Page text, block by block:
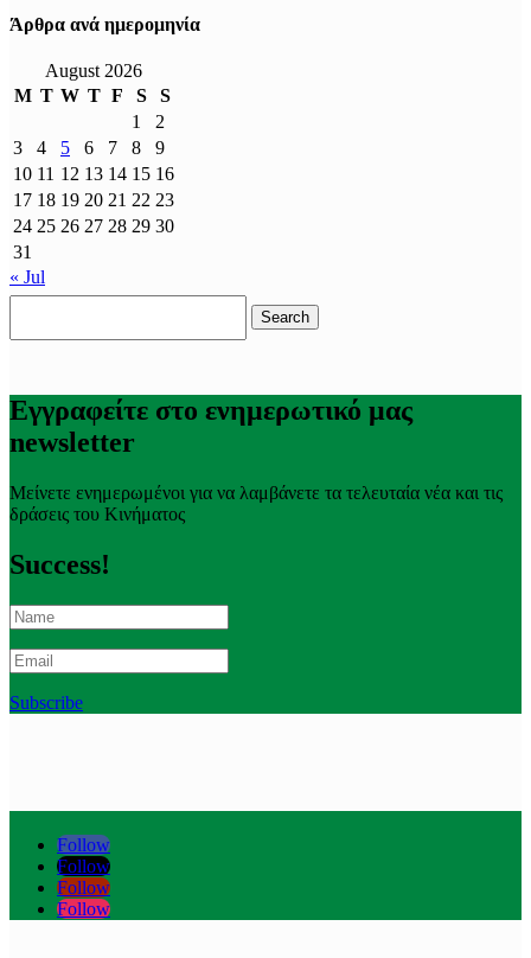
Άρθρα ανά ημερομηνία
August 2026
M T W T F S
S
1
2
3
4 5 6 7 8
9
10 11 12 13 14 15 16
17 18 19 20 21 22 23
24 25 26 27 28 29 30
31
« Jul
Εγγραφείτε στο ενημερωτικό μας
newsletter
Μείνετε ενημερωμένοι για να λαμβάνετε τα τελευταία νέα και τις
δράσεις του Κινήματος
Success!
Subscribe
Follow
Follow
Follow
Follow